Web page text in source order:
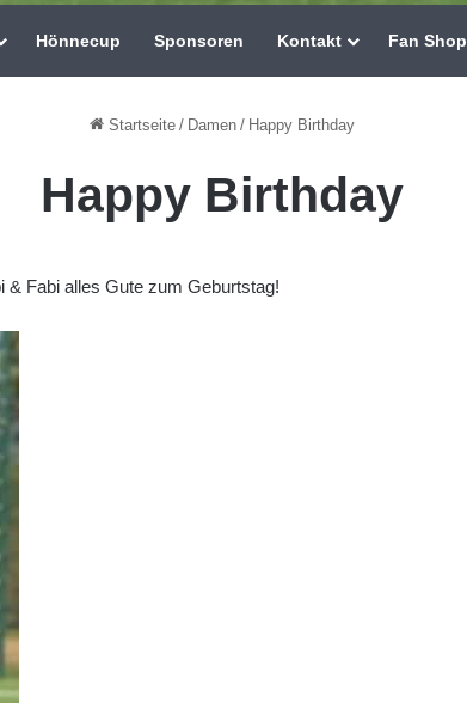
Hönnecup Sponsoren Kontakt Fan Shop
Startseite / Damen / Happy Birthday
Happy Birthday
& Fabi alles Gute zum Geburtstag!